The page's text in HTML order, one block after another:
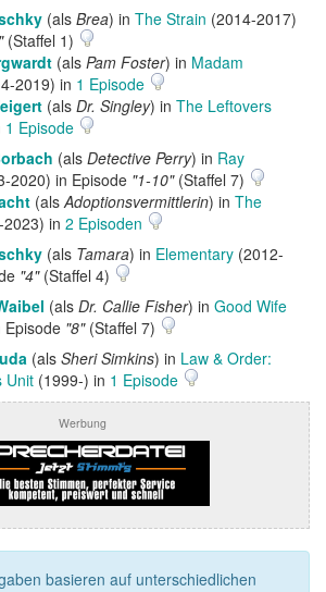
(als Brea) in The Strain (2014-2017)
(Staffel 1)
(als Pam Foster) in Madam
2019) in 1 Episode
(als Dr. Singley) in The Leftovers
1 Episode
(als Detective Perry) in Ray
2020) in Episode "1-10"(Staffel 7)
(alsAdoptionsvermittlerin) in The
in 2 Episoden
(als Tamara) in Elementary (2012-
"4"(Staffel 4)
(als Dr. Callie Fisher) in Good Wife
Episode "8"(Staffel 7)
(als Sheri Simkins) in Law & Order:
Unit (1999-) in 1 Episode
Werbung
basieren auf unterschiedlichen